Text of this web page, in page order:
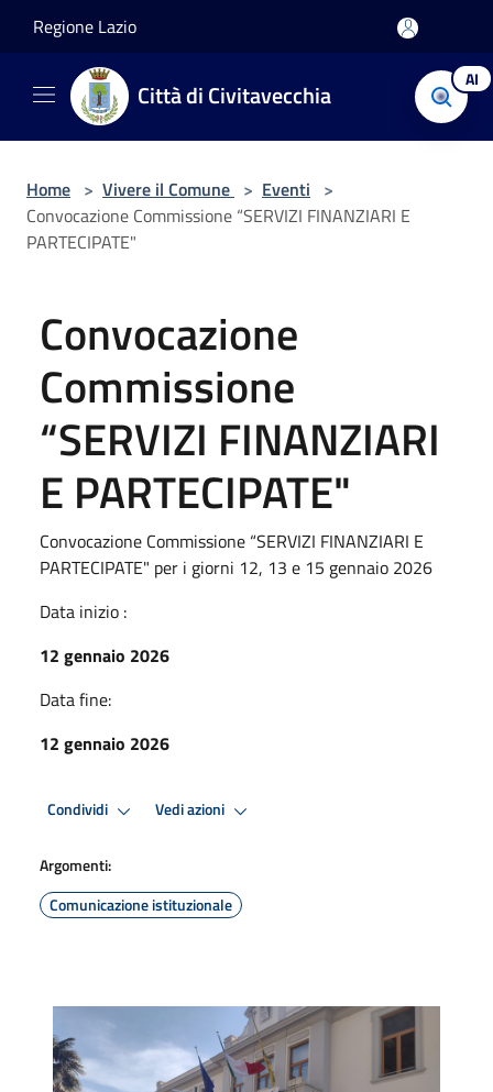
Regione Lazio
Città di Civitavecchia AI
Home > Vivere il Comune > Eventi >
Convocazione Commissione “SERVIZI FINANZIARI E
PARTECIPATE"
Convocazione
Commissione
“SERVIZI FINANZIARI
E PARTECIPATE"
Convocazione Commissione “SERVIZI FINANZIARI E
PARTECIPATE" per i giorni 12, 13 e 15 gennaio 2026
Data inizio :
12 gennaio 2026
Data fine:
12 gennaio 2026
Condividi Vedi azioni
Argomenti:
Comunicazione istituzionale